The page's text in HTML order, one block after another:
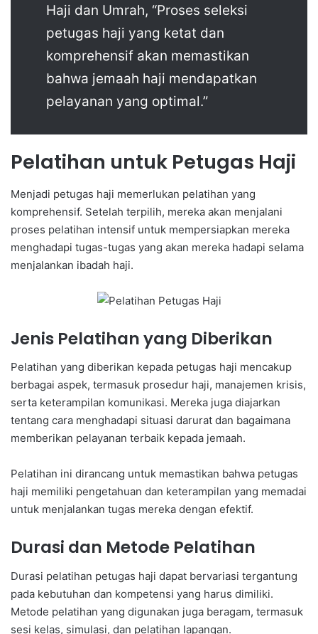
Haji dan Umrah, “Proses seleksi
petugas haji yang ketat dan
komprehensif akan memastikan
bahwa jemaah haji mendapatkan
pelayanan yang optimal.”
Pelatihan untuk Petugas Haji
Menjadi petugas haji memerlukan pelatihan yang
komprehensif. Setelah terpilih, mereka akan menjalani
proses pelatihan intensif untuk mempersiapkan mereka
menghadapi tugas-tugas yang akan mereka hadapi selama
menjalankan ibadah haji.
Jenis Pelatihan yang Diberikan
Pelatihan yang diberikan kepada petugas haji mencakup
berbagai aspek, termasuk prosedur haji, manajemen krisis,
serta keterampilan komunikasi. Mereka juga diajarkan
tentang cara menghadapi situasi darurat dan bagaimana
memberikan pelayanan terbaik kepada jemaah.
Pelatihan ini dirancang untuk memastikan bahwa petugas
haji memiliki pengetahuan dan keterampilan yang memadai
untuk menjalankan tugas mereka dengan efektif.
Durasi dan Metode Pelatihan
Durasi pelatihan petugas haji dapat bervariasi tergantung
pada kebutuhan dan kompetensi yang harus dimiliki.
Metode pelatihan yang digunakan juga beragam, termasuk
sesi kelas, simulasi, dan pelatihan lapangan.